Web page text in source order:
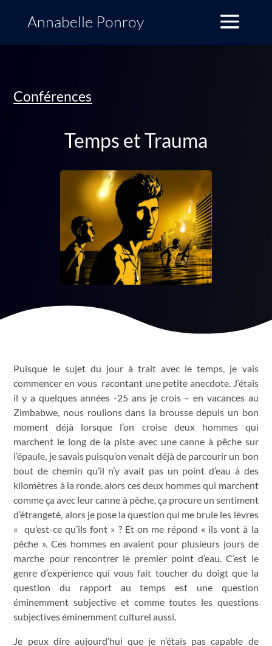
Conférences
Temps et Trauma
Puisque le sujet du jour à trait avec le temps, je vais
commencer en vous racontant une petite anecdote. J’étais
il y a quelques années -25 ans je crois – en vacances au
Zimbabwe, nous roulions dans la brousse depuis un bon
moment déjà lorsque l’on croise deux hommes qui
marchent le long de la piste avec une canne à pêche sur
l’épaule, je savais puisqu’on venait déjà de parcourir un bon
bout de chemin qu’il n’y avait pas un point d’eau à des
kilomètres à la ronde, alors ces deux hommes qui marchent
comme ça avec leur canne à pêche, ça procure un sentiment
d’étrangeté, alors je pose la question qui me brule les lèvres
« qu’est-ce qu’ils font » ? Et on me répond « ils vont à la
pêche ». Ces hommes en avaient pour plusieurs jours de
marche pour rencontrer le premier point d’eau. C’est le
genre d’expérience qui vous fait toucher du doigt que la
question du rapport au temps est une question
éminemment subjective et comme toutes les questions
subjectives éminemment culturel aussi.
Je peux dire aujourd’hui que je n’étais pas capable de